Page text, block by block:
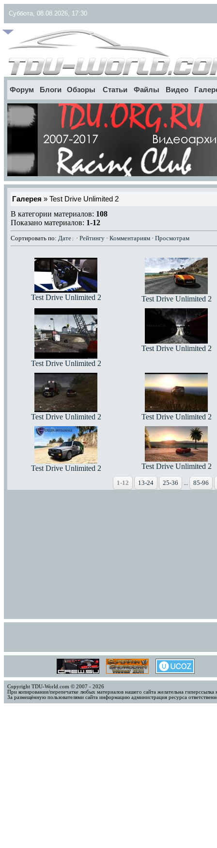
Суббота, 08.08.2026, 17:30
Форум Блоги Обзоры Статьи Файлы Видео
Галерея » Test Drive Unlimited 2
В категории материалов: 108
Показано материалов: 1-12
Сортировать по: Дате · Рейтингу · Комментариям · Просмотрам
Test Drive Unlimited 2 Test Drive Unlimited 2
Test Drive Unlimited 2
Test Drive Unlimited 2
Test Drive Unlimited 2 Test Drive Unlimited 2
Test Drive Unlimited 2 Test Drive Unlimited 2
1-12 13-24 25-36 85-96
Copyright TDU-World.com © 2007 - 2026
При копировании/перепечатке любых материалов нашего сайта желательна
За размещённую пользователями сайта информацию администрация ресурса